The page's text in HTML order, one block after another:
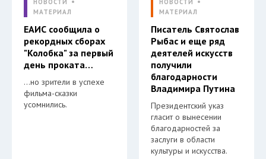
НОВОСТИ
МАТЕРИАЛ
ЕАИС сообщила о
рекордных сборах
"Колобка" за первый
день проката…
…но зрители в успехе
фильма-сказки
усомнились.
НОВОСТИ
МАТЕРИАЛ
Писатель Святослав
Рыбас и еще ряд
деятелей искусств
получили
благодарности
Владимира Путина
Президентский указ
гласит о вынесении
благодарностей за
заслуги в области
культуры и искусства.